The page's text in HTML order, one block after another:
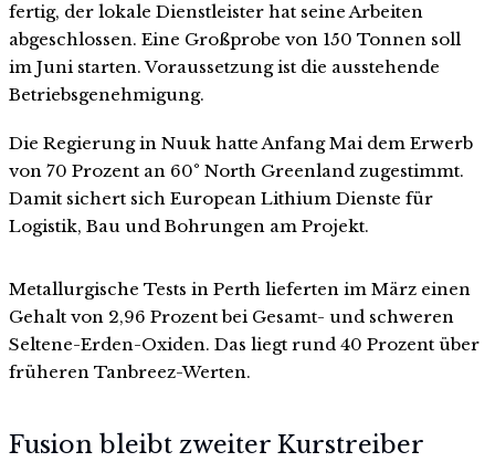
fertig, der lokale Dienstleister hat seine Arbeiten
abgeschlossen. Eine Großprobe von 150 Tonnen soll
im Juni starten. Voraussetzung ist die ausstehende
Betriebsgenehmigung.
Die Regierung in Nuuk hatte Anfang Mai dem Erwerb
von 70 Prozent an 60° North Greenland zugestimmt.
Damit sichert sich European Lithium Dienste für
Logistik, Bau und Bohrungen am Projekt.
Metallurgische Tests in Perth lieferten im März einen
Gehalt von 2,96 Prozent bei Gesamt- und schweren
Seltene-Erden-Oxiden. Das liegt rund 40 Prozent über
früheren Tanbreez-Werten.
Fusion bleibt zweiter Kurstreiber